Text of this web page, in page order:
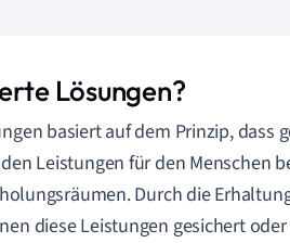
Lösungen?
basiert auf dem Prinzip, dass
Leistungen für den Menschen
Durch die
diese Leistungen gesichert